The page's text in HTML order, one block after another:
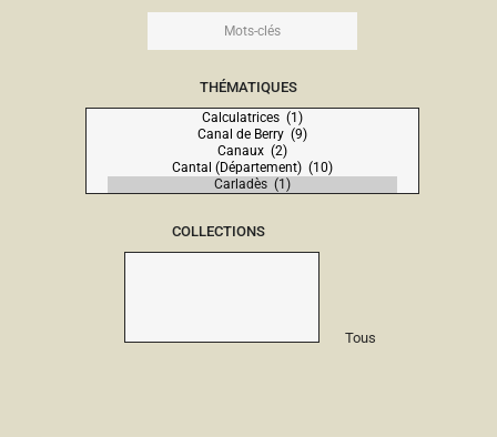
THÉMATIQUES
COLLECTIONS
Tous